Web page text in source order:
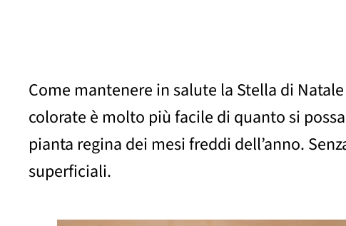
Come mantenere in salute la Stella di
colorate è molto più facile di quanto si
pianta regina dei mesi freddi dell’anno.
superficiali.